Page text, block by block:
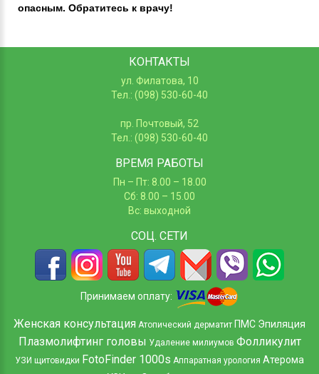
опасным. Обратитесь к врачу!
КОНТАКТЫ
ул. Филатова, 10
Тел.: (098) 530-60-40
пр. Почтовый, 52
Тел.: (098) 530-60-40
ВРЕМЯ РАБОТЫ
Пн – Пт: 8.00 – 18.00
Сб: 8.00 – 15.00
Вс: выходной
СОЦ. СЕТИ
Принимаем оплату:
Женская консультация Атопический дерматит ПМС Эпиляция
Плазмолифтинг головы Удаление милиумов Фолликулит
УЗИ щитовидки FotoFinder 1000s Аппаратная урология Атерома